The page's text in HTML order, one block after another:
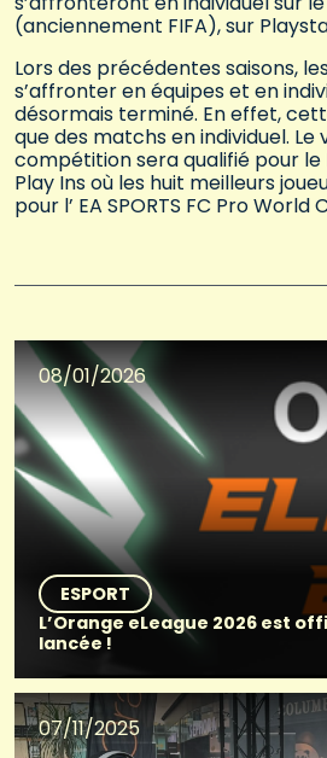
(anciennement FIFA), sur
Lors des précédentes saisons,
s’affronter en équipes et en
désormais terminé. En effet,
que des matchs en individuel. Le
compétition sera qualifié pour le
Play Ins où les huit meilleurs
pour l’ EA SPORTS FC Pro World
08/01/2026
ESPORT
L’Orange eLeague 2026 est
lancée !
07/11/2025